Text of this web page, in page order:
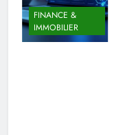
FINANCE &
IMMOBILIER